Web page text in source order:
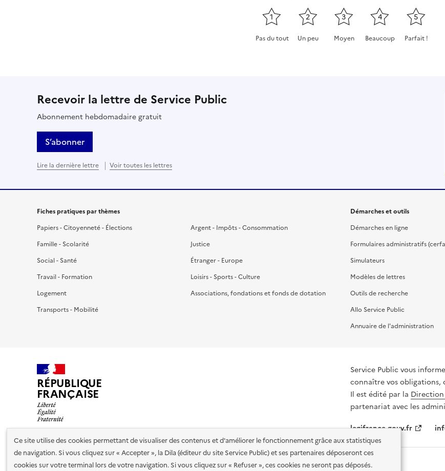
Ce site utilise des cookies permettant de visualiser des contenus et d'améliorer le fonctionnement grâce aux statistiques
de navigation. Si vous cliquez sur « Accepter », la Dila (éditeur du site Service Public) et ses partenaires déposeront ces
cookies sur votre terminal lors de votre navigation. Si vous cliquez sur « Refuser », ces cookies ne seront pas déposés.
1
Pas du tout
2
Un peu
3
Moyen
4
Beaucoup
5
Parfait !
Recevoir la lettre de Service Public
Abonnement hebdomadaire gratuit
S’abonner
Lire la dernière lettre Voir toutes les lettres
Fiches pratiques par thèmes
Papiers - Citoyenneté - Élections
Famille - Scolarité
Social - Santé
Travail - Formation
Logement
Transports - Mobilité
Argent - Impôts - Consommation
Justice
Étranger - Europe
Loisirs - Sports - Culture
Associations, fondations et fonds de dotation
Démarches et outils
Démarches en ligne
Formulaires administratifs
Simulateurs
Modèles de lettres
Outils de recherche
Allo Service Public
Annuaire de l'administration
RÉPUBLIQUE
FRANÇAISE
Service Public vous
connaître vos obligations,
Il est édité par la
partenariat avec les
legifrance.gouv.fr
Nos partenaires